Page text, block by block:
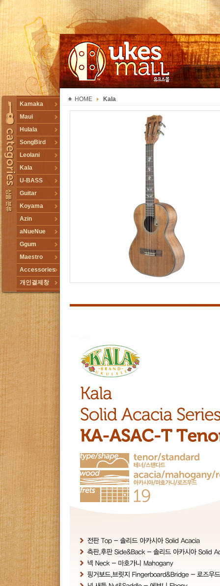
TOGGLE
Kamaka
Maui
Hulala
SongBird
Leolani
Kala
U-BASS
Guitar
Koyama
Azin
aNueNue
Ggum
Maestro
Accessories
개인결제창
HOME Kala